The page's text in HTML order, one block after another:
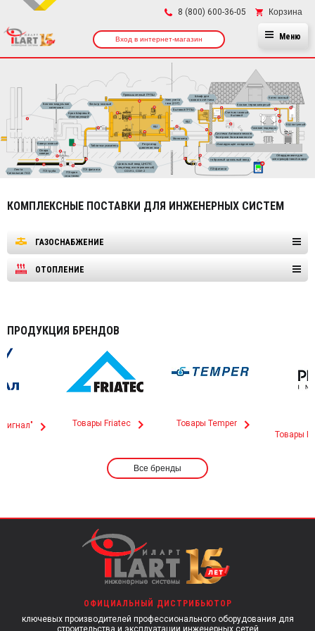
8 (800) 600-36-05 Корзина
Вход в интернет-магазин Меню
ПРОДУКЦИЯ БРЕНДОВ
Товары Friatec
Товары Temper
Товары
Все бренды
КОМПЛЕКСНЫЕ ПОСТАВКИ ДЛЯ ИНЖЕНЕРНЫХ СИСТЕМ
ГАЗОСНАБЖЕНИЕ
ОТОПЛЕНИЕ
ОФИЦИАЛЬНЫЙ ДИСТРИБЬЮТОР
ключевых производителей профессионального оборудования для
строительства и эксплуатации инженерных сетей
×